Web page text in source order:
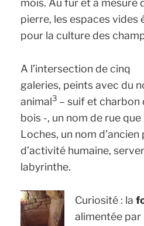
pierre, les espaces vides
pour la culture des
A l’intersection de cinq
galeries, peints avec du
animal3 – suif et charbon
bois -, un nom de rue que
Loches, un nom
d’activité humaine,
labyrinthe.
Curiosité : la
alimentée par